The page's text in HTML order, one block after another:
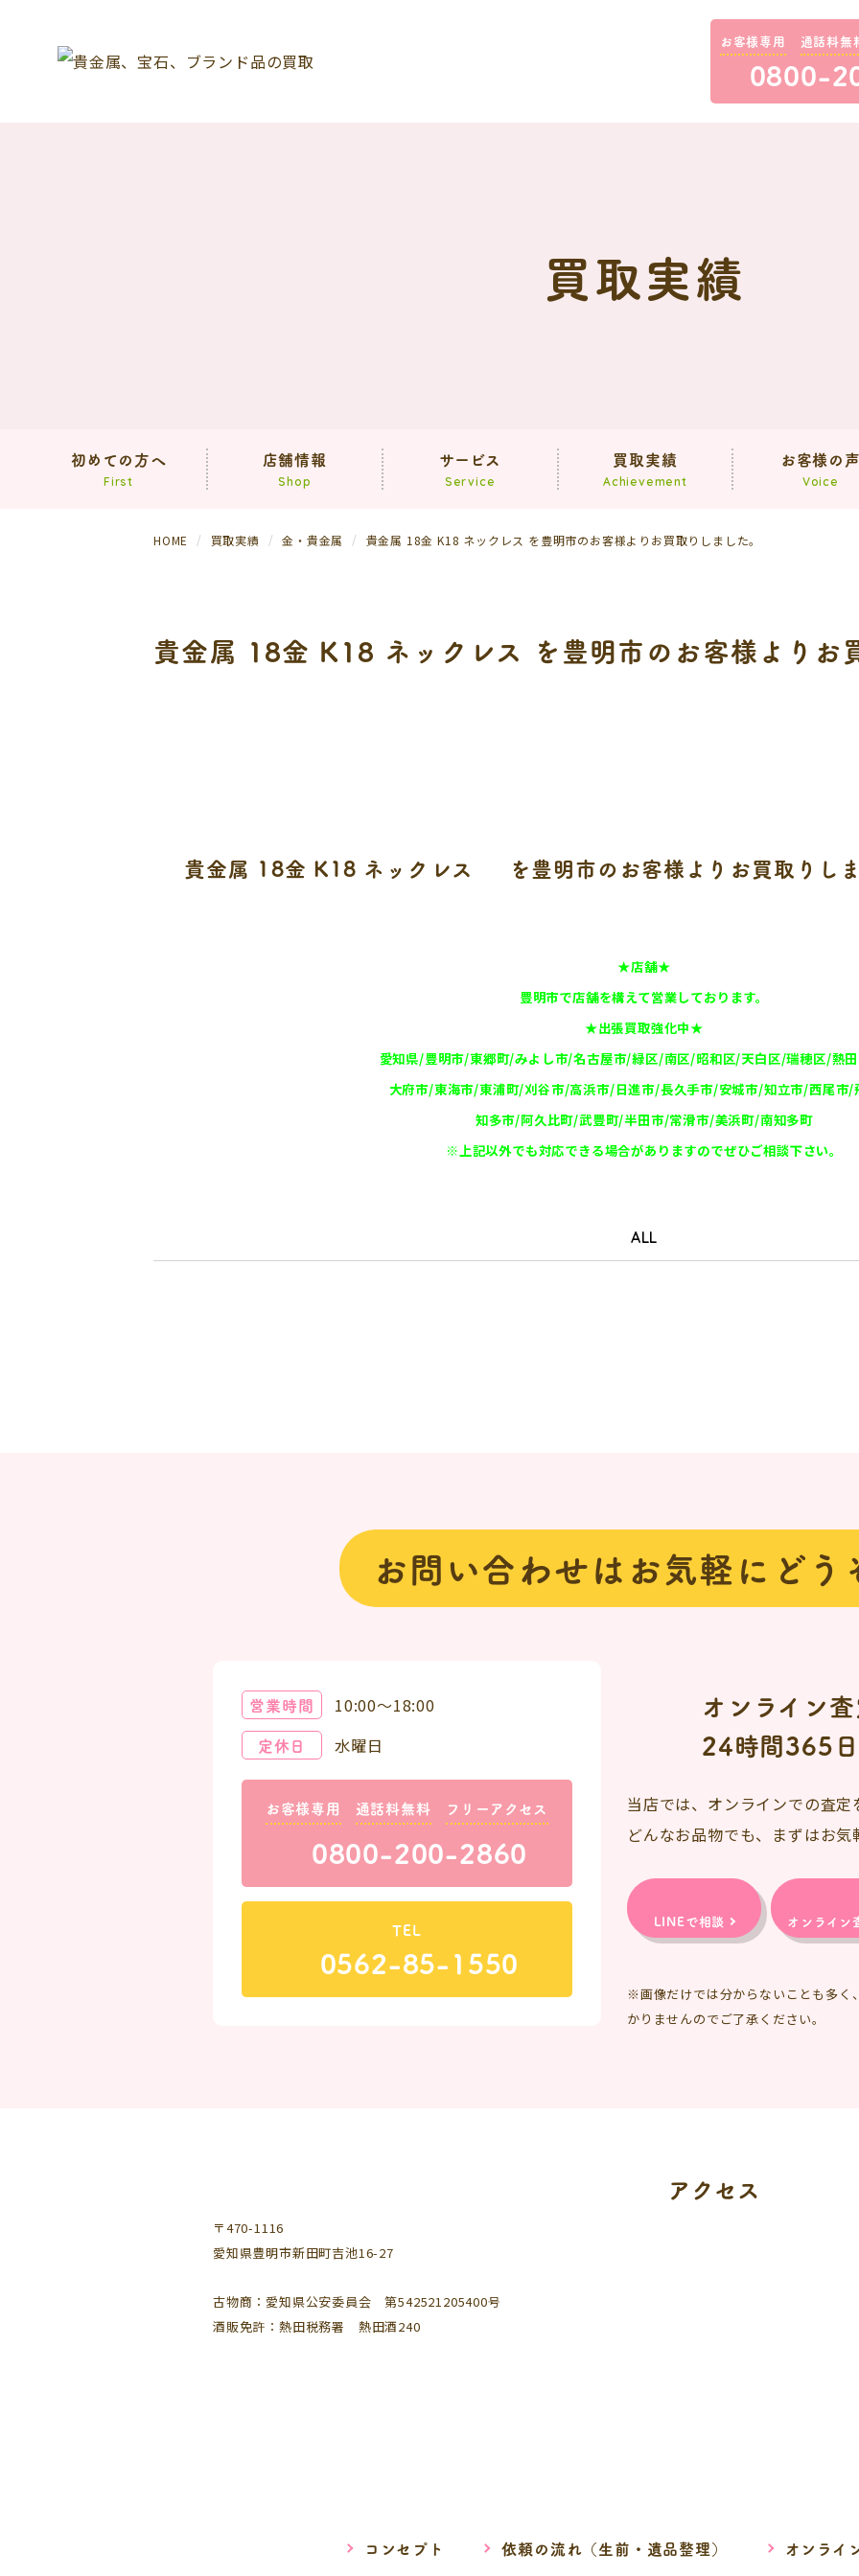
お客様専用 通話料無
0800-
買取実績
初めての方へ
First
よくあるご質問
店舗情報
Shop
サービス
Service
買取
買取実績
Achievement
お客様の
Voice
HOME 買取実績 金・貴金属 貴金属 18金 K18 ネックレス を豊明市のお客様よりお買取りしました。
貴金属 18金 K18 ネックレス を豊明市のお客様よりお
貴金属 18金 K18 ネックレス を豊明市のお客様よりお買取りし
★店舗★
豊明市で店舗を構えて営業しております。
★出張買取強化中★
愛知県/豊明市/東郷町/みよし市/名古屋市/緑区/南区/昭和区/天白区/瑞穂区/熱
大府市/東海市/東浦町/刈谷市/高浜市/日進市/長久手市/安城市/知立市/西尾市/
知多市/阿久比町/武豊町/半田市/常滑市/美浜町/南知多町
※上記以外でも対応できる場合がありますのでぜひご相談下さい。
ALL
お問い合わせはお気軽にどう
営業時間
10:00～18:00
定休日
水曜日
お客様専用 通話料無料 フリーアクセス
0800-200-2860
TEL
0562-85-1550
オンライン
24時間365
当店では、オンラインでの査
どんなお品物でも、まずはお
LINEで相談 オンライン
※画像だけでは分からないことも多く
かりませんのでご了承ください。
〒470-1116
愛知県豊明市新田町吉池16-27
古物商：愛知県公安委員会 第542521205400号
酒販免許：熱田税務署 熱田酒240
アクセス
コンセプト
依頼の流れ（生前・遺品整理）
オンライ